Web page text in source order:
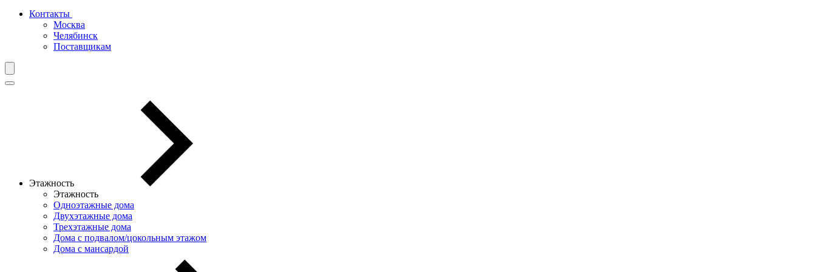
Контакты
Москва
Челябинск
Поставщикам
Этажность
Этажность
Одноэтажные дома
Двухэтажные дома
Трехэтажные дома
Дома с подвалом/цокольным этажом
Дома с мансардой